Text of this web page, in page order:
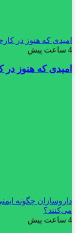
امیدی که هنوز در
4 ساعت پیش
امیدی که هنوز در
داروسازان چگونه
می‌کنند؟
4 ساعت پیش